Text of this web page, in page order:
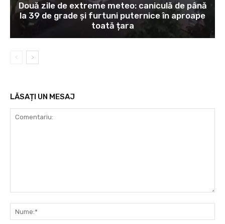
Două zile de extreme meteo: caniculă de până
la 39 de grade și furtuni puternice în aproape
toată țara
LĂSAȚI UN MESAJ